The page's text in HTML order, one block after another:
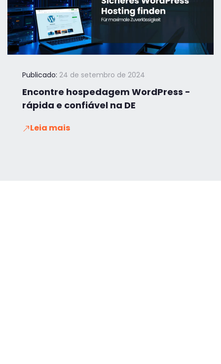
Publicado: 24 de setembro de 2024
Encontre hospedagem WordPress -
rápida e confiável na DE
Leia mais